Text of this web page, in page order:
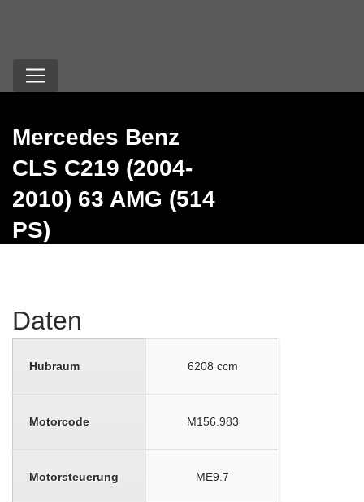
Mercedes Benz
CLS C219 (2004-
2010) 63 AMG (514
PS)
Daten
Hubraum 6208 ccm
Motorcode M156.983
Motorsteuerung ME9.7